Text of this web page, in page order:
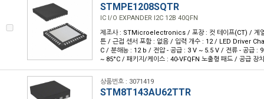
STMPE1208SQTR
IC I/O EXPANDER I2C 12B 40QFN
제조사 : STMicroelectronics / 포장 : 컷 테이프(CT) / 계
튼 / 근접 센서 포함 : 없음 / 입력 개수 : 12 / LED Driver
C / 분해능 : 12 b / 전압 - 공급 : 3 V ~ 5.5 V / 전류 - 공급 :
~ 85°C / 패키지/케이스 : 40-VFQFN 노출형 패드 / 공급 장
상품번호 : 3071419
STM8T143AU62TTR